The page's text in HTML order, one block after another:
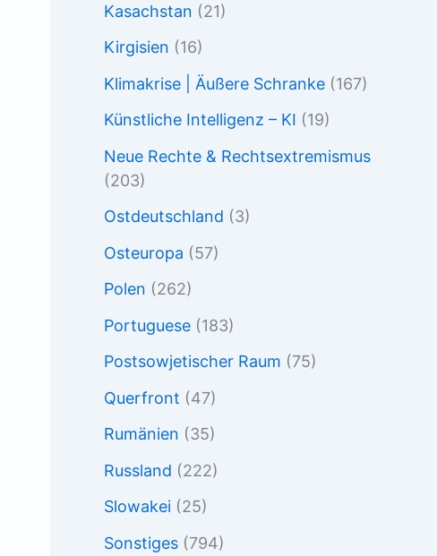
Kasachstan (21)
Kirgisien (16)
Klimakrise | Äußere Schranke (167)
Künstliche Intelligenz – KI (19)
Neue Rechte & Rechtsextremismus
(203)
Ostdeutschland (3)
Osteuropa (57)
Polen (262)
Portuguese (183)
Postsowjetischer Raum (75)
Querfront (47)
Rumänien (35)
Russland (222)
Slowakei (25)
Sonstiges (794)